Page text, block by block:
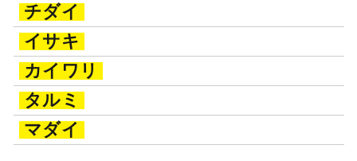
チダイ
イサキ
カイワリ
タルミ
マダイ